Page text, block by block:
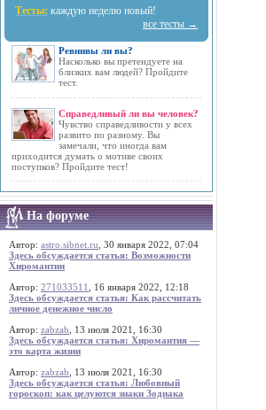
Тесты: каждую неделю новый!
все тесты →
Ревнивы ли вы?
Насколько вы претендуете на
близких вам людей? Пройдите
тест.
Справедливый ли вы человек?
Чувство справедливости у всех
развито по разному. Вы
замечали, что иногда вам
приходится думать о мотиве своих
поступков? Пройдите тест!
На форуме
Автор: astro.sibnet.ru , 30 января 2022, 07:04
Здесь обсуждается статья: Возможности
Хиромантии
Автор: 271033511
, 16 января 2022, 12:18
Здесь обсуждается статья: Как рассчитать
личное денежное число
Автор: zabzab , 13 июля 2021, 16:30
Здесь обсуждается статья: Хиромантия —
это карта жизни
Автор: zabzab , 13 июля 2021, 16:30
Здесь обсуждается статья: Любовный
гороскоп: как целуются знаки Зодиака